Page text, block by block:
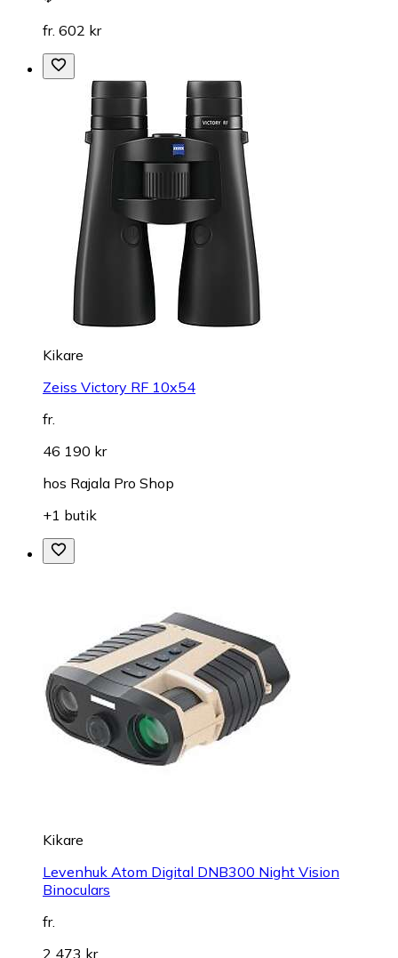
fr. 602 kr
Kikare
Zeiss Victory RF 10x54
fr.
46 190 kr
hos Rajala Pro Shop
+1 butik
Kikare
Levenhuk Atom Digital DNB300 Night Vision
Binoculars
fr.
2 473 kr